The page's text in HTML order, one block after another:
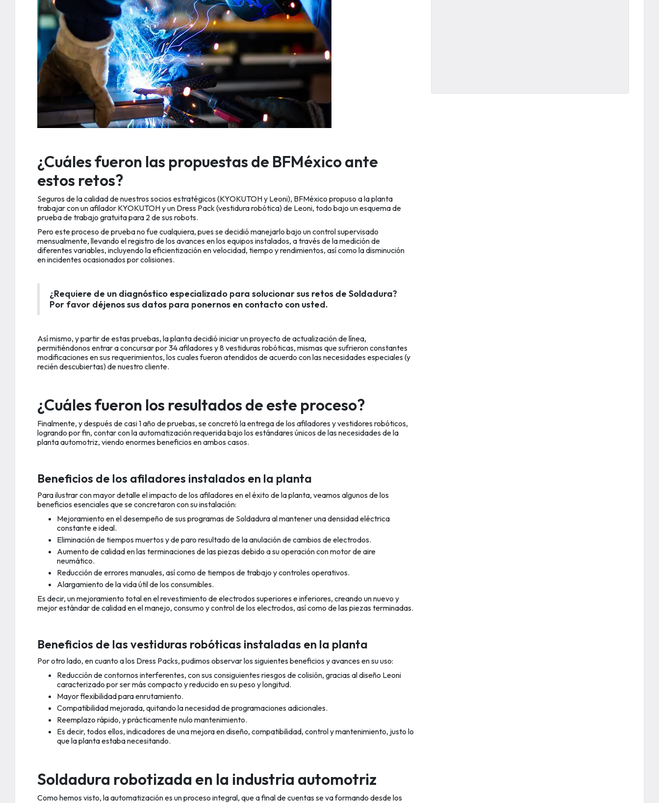
¿Cuáles fueron las propuestas de BFMéxico ante
estos retos?
Seguros de la calidad de nuestros socios estratégicos (KYOKUTOH y Leoni), BFMéxico propuso a la planta
trabajar con un afilador KYOKUTOH y un Dress Pack (vestidura robótica) de Leoni, todo bajo un esquema de
prueba de trabajo gratuita para 2 de sus robots.
Pero este proceso de prueba no fue cualquiera, pues se decidió manejarlo bajo un control supervisado
mensualmente, llevando el registro de los avances en los equipos instalados, a través de la medición de
diferentes variables, incluyendo la eficientización en velocidad, tiempo y rendimientos, así como la disminución
en incidentes ocasionados por colisiones.
¿Requiere de un diagnóstico especializado para solucionar sus retos de Soldadura?
Por favor déjenos sus datos para ponernos en contacto con usted.
Así mismo, y partir de estas pruebas, la planta decidió iniciar un proyecto de actualización de línea,
permitiéndonos entrar a concursar por 34 afiladores y 8 vestiduras robóticas, mismas que sufrieron constantes
modificaciones en sus requerimientos, los cuales fueron atendidos de acuerdo con las necesidades especiales (y
recién descubiertas) de nuestro cliente.
¿Cuáles fueron los resultados de este proceso?
Finalmente, y después de casi 1 año de pruebas, se concretó la entrega de los afiladores y vestidores robóticos,
logrando por fin, contar con la automatización requerida bajo los estándares únicos de las necesidades de la
planta automotriz, viendo enormes beneficios en ambos casos.
Beneficios de los afiladores instalados en la planta
Para ilustrar con mayor detalle el impacto de los afiladores en el éxito de la planta, veamos algunos de los
beneficios esenciales que se concretaron con su instalación:
Mejoramiento en el desempeño de sus programas de Soldadura al mantener una densidad eléctrica
constante e ideal.
Eliminación de tiempos muertos y de paro resultado de la anulación de cambios de electrodos.
Aumento de calidad en las terminaciones de las piezas debido a su operación con motor de aire
neumático.
Reducción de errores manuales, así como de tiempos de trabajo y controles operativos.
Alargamiento de la vida útil de los consumibles.
Es decir, un mejoramiento total en el revestimiento de electrodos superiores e inferiores, creando un nuevo y
mejor estándar de calidad en el manejo, consumo y control de los electrodos, así como de las piezas terminadas.
Beneficios de las vestiduras robóticas instaladas en la planta
Por otro lado, en cuanto a los Dress Packs, pudimos observar los siguientes beneficios y avances en su uso:
Reducción de contornos interferentes, con sus consiguientes riesgos de colisión, gracias al diseño Leoni
caracterizado por ser más compacto y reducido en su peso y longitud.
Mayor flexibilidad para enrutamiento.
Compatibilidad mejorada, quitando la necesidad de programaciones adicionales.
Reemplazo rápido, y prácticamente nulo mantenimiento.
Es decir, todos ellos, indicadores de una mejora en diseño, compatibilidad, control y mantenimiento, justo lo
que la planta estaba necesitando.
Soldadura robotizada en la industria automotriz
Como hemos visto, la automatización es un proceso integral, que a final de cuentas se va formando desde los